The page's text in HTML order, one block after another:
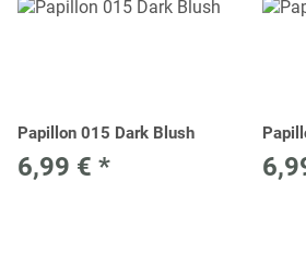
Papillon 015 Dark Blush
6,99 € *